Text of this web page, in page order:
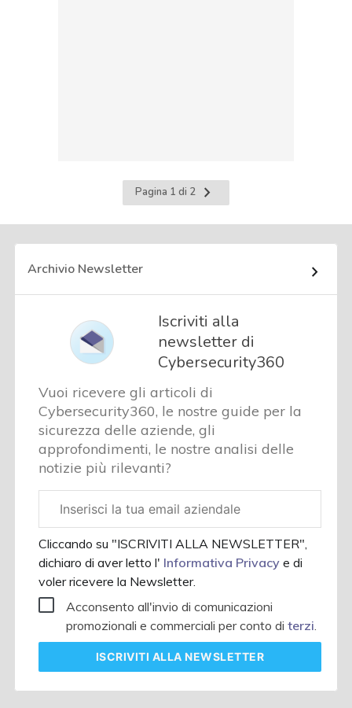
Pagina 1 di 2
Pagina
successiva
Archivio Newsletter
Iscriviti alla
newsletter di
Cybersecurity360
Vuoi ricevere gli articoli di
Cybersecurity360, le nostre guide per la
sicurezza delle aziende, gli
approfondimenti, le nostre analisi delle
notizie più rilevanti?
aziendale
Cliccando su "ISCRIVITI ALLA NEWSLETTER",
dichiaro di aver letto l' Informativa Privacye di
voler ricevere la Newsletter.
Acconsento all'invio di comunicazioni
promozionali e commerciali per conto diterzi
ISCRIVITI ALLA NEWSLETTER